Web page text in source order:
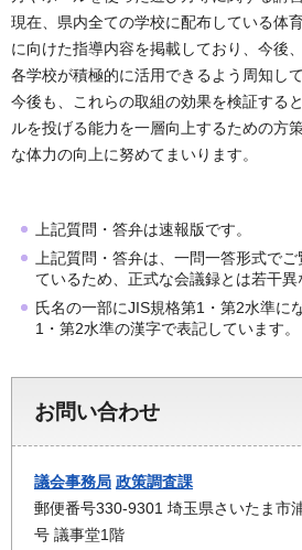
現在、県内全ての学校に配布している体
に向けた指導内容を掲載しており、今後
各学校が積極的に活用できるよう周知し
今後も、これらの取組の効果を検証する
ルを投げる能力を一層向上するための方
な体力の向上に努めてまいります。
上記質問・答弁は速報版です。
上記質問・答弁は、一問一答形式で
ているため、正式な会議録とは若干異
氏名の一部にJIS規格第1・第2水準に
1・第2水準の漢字で表記しています。
お問い合わせ
議会事務局 政策調査課
郵便番号330-9301 埼玉県さいたま市
号 議事堂1階